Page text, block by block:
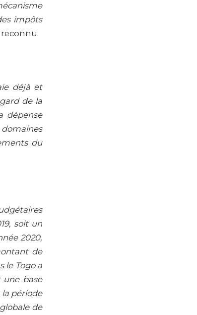
impôts
déjà et
de la
dépense
du
soit un
2020,
de
le Togo a
une base
période
de